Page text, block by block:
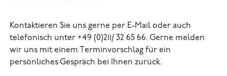
Kontaktieren Sie uns gerne per E-Mail oder auch
telefonisch unter +49 (0)211/ 32 65 66. Gerne melden
wir uns mit einem Terminvorschlag für ein
persönliches Gespräch bei Ihnen zurück.